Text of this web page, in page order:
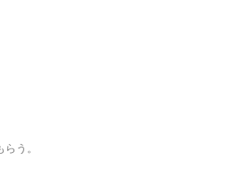
う。